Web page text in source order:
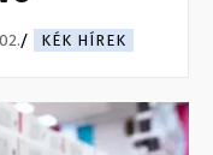
KÉK HÍREK